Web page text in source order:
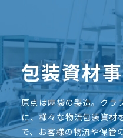
包装資材
原点は麻袋の製造。クラ
に、様々な物流包装資材
で、お客様の物流や保管